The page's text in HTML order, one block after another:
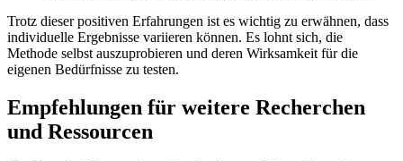
Trotz dieser positiven ⁢Erfahrungen ist es wichtig zu ‌erwähnen, ‍dass
⁣individuelle Ergebnisse variieren können.‍ Es lohnt sich,⁤ die
Methode selbst auszuprobieren und deren Wirksamkeit ​für⁢ die ​
eigenen Bedürfnisse zu testen.
Empfehlungen für weitere‍ Recherchen
und Ressourcen